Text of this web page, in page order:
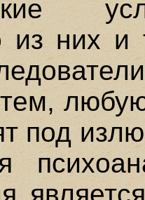
из них и
под